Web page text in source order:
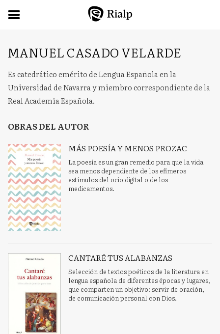
MANUEL CASADO VELARDE
Es catedrático emérito de Lengua Española en la
Universidad de Navarra y miembro correspondiente de la
Real Academia Española.
OBRAS DEL AUTOR
MÁS POESÍA Y MENOS PROZAC
La poesía es un gran remedio para que la vida
sea menos dependiente de los efímeros
estímulos del ocio digital o de los
medicamentos.
CANTARÉ TUS ALABANZAS
Selección de textos poéticos de la literatura en
lengua española de diferentes épocas y lugares,
que comparten un objetivo: servir de oración,
de comunicación personal con Dios.